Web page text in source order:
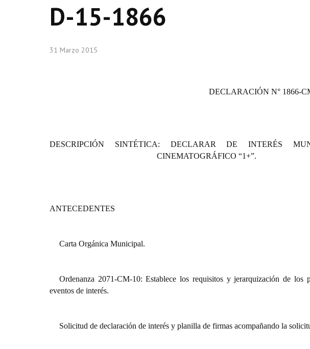
D-15-1866
31 Marzo 2015
DECLARACIÓN N° 1866-
DESCRIPCIÓN SINTÉTICA: DECLARAR DE INTERÉS
CINEMATOGRÁFICO “1+”.
ANTECEDENTES
Carta Orgánica Municipal.
Ordenanza 2071-CM-10: Establece los requisitos y jerarquización de los
eventos de interés.
Solicitud de declaración de interés y planilla de firmas acompañando la